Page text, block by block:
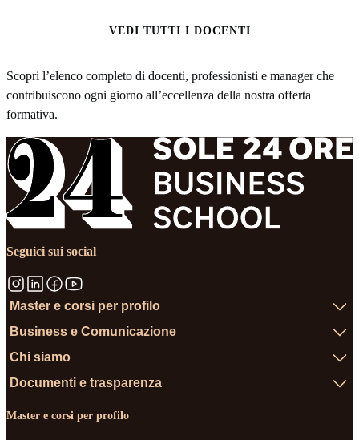
VEDI TUTTI I DOCENTI
Scopri l’elenco completo di docenti, professionisti e manager che
contribuiscono ogni giorno all’eccellenza della nostra offerta
formativa.
Seguici sui social
Master e corsi per profilo
Business e Comunicazione
Chi siamo
Documenti e trasparenza
Master e corsi per profilo